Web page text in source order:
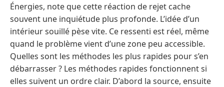
Énergies, note que cette réaction de rejet cache
souvent une inquiétude plus profonde. L’idée d’un
intérieur souillé pèse vite. Ce ressenti est réel, même
quand le problème vient d’une zone peu accessible.
Quelles sont les méthodes les plus rapides pour s’en
débarrasser ? Les méthodes rapides fonctionnent si
elles suivent un ordre clair. D’abord la source, ensuite